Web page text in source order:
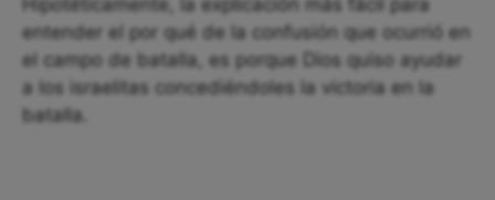
Hipotéticamente, la explicación más fácil para
entender el por qué de la confusión que ocurrió en
el campo de batalla, es porque Dios quiso ayudar
a los israelitas concediéndoles la victoria en la
batalla.